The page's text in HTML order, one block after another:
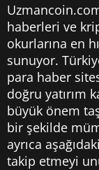
haberleri ve
okurlarına en
sunuyor.
para haber
doğru yatırım
büyük önem
bir şekilde
ayrıca
takip etmeyi